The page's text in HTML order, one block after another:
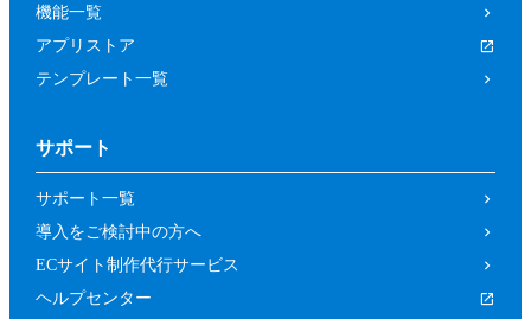
機能一覧
アプリストア
テンプレート一覧
サポート
サポート一覧
導入をご検討中の方へ
ECサイト制作代行サービス
ヘルプセンター